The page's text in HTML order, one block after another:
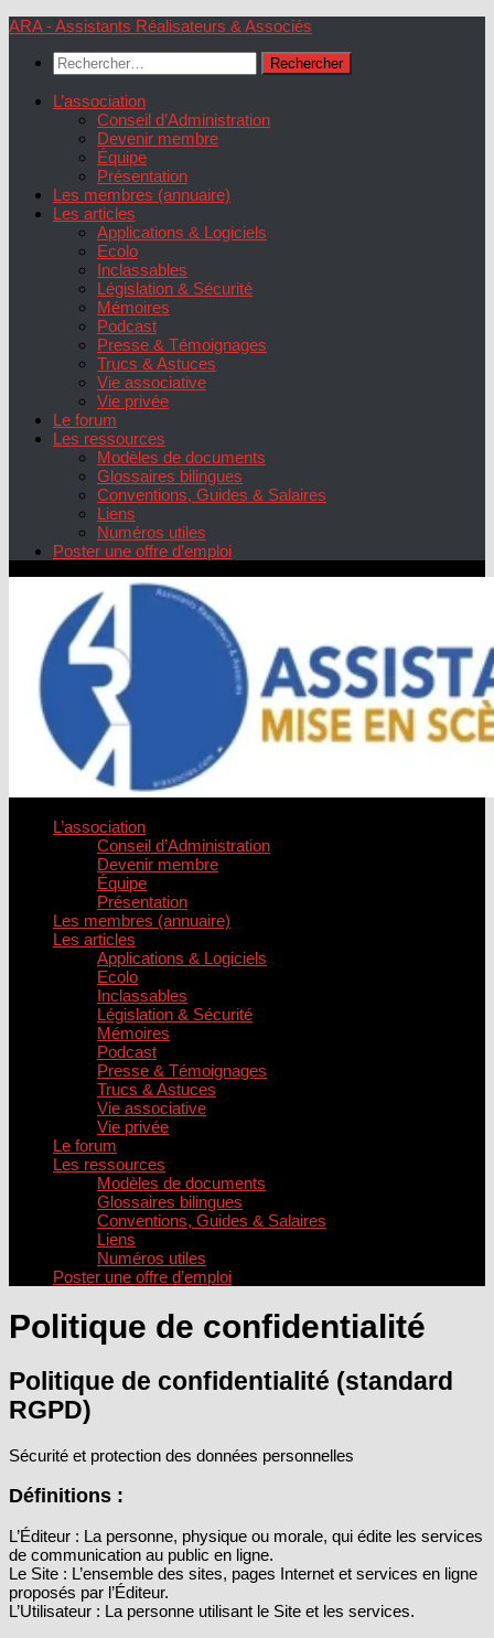
Skip
content
ARA - Assistants Réalisateurs & Associés
Rechercher :
L’association
Conseil d’Administration
Devenir membre
Équipe
Présentation
Les membres (annuaire)
Les articles
Applications & Logiciels
Ecolo
Inclassables
Législation & Sécurité
Mémoires
Podcast
Presse & Témoignages
Trucs & Astuces
Vie associative
Vie privée
Le forum
Les ressources
Modèles de documents
Glossaires bilingues
Conventions, Guides & Salaires
Liens
Numéros utiles
Poster une offre d’emploi
L’association
Conseil d’Administration
Devenir membre
Équipe
Présentation
Les membres (annuaire)
Les articles
Applications & Logiciels
Ecolo
Inclassables
Législation & Sécurité
Mémoires
Podcast
Presse & Témoignages
Trucs & Astuces
Vie associative
Vie privée
Le forum
Les ressources
Modèles de documents
Glossaires bilingues
Conventions, Guides & Salaires
Liens
Numéros utiles
Poster une offre d’emploi
Politique de confidentialité
Politique de confidentialité (standard
RGPD)
Sécurité et protection des données personnelles
Définitions :
L’Éditeur : La personne, physique ou morale, qui édite les services
de communication au public en ligne.
Le Site : L’ensemble des sites, pages Internet et services en ligne
proposés par l’Éditeur.
L’Utilisateur : La personne utilisant le Site et les services.